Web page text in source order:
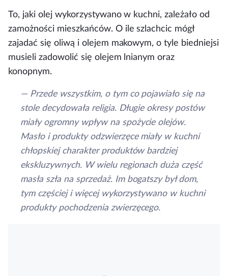
To, jaki olej wykorzystywano w kuchni, zależało od
zamożności mieszkańców. O ile szlachcic mógł
zajadać się oliwą i olejem makowym, o tyle biedniejsi
musieli zadowolić się olejem lnianym oraz
konopnym.
— Przede wszystkim, o tym co pojawiało się na
stole decydowała religia. Długie okresy postów
miały ogromny wpływ na spożycie olejów.
Masło i produkty odzwierzęce miały w kuchni
chłopskiej charakter produktów bardziej
ekskluzywnych. W wielu regionach duża część
masła szła na sprzedaż. Im bogatszy był dom,
tym częściej i więcej wykorzystywano w kuchni
produkty pochodzenia zwierzęcego.